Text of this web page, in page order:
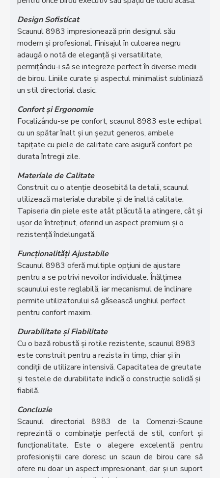
Design Sofisticat
Scaunul 8983 impresionează prin designul său
modern și profesional. Finisajul în culoarea negru
adaugă o notă de eleganță și versatilitate,
permițându-i să se integreze perfect în diverse medii
de birou. Liniile curate și aspectul minimalist subliniază
un stil directorial clasic.
Confort și Ergonomie
Focalizându-se pe confort, scaunul 8983 este echipat
cu un spătar înalt și un șezut generos, ambele
tapițate cu piele de calitate care asigură confort pe
durata întregii zile.
Materiale de Calitate
Construit cu o atenție deosebită la detalii, scaunul
utilizează materiale durabile și de înaltă calitate.
Tapiseria din piele este atât plăcută la atingere, cât și
ușor de întreținut, oferind un aspect premium și o
rezistență îndelungată.
Funcționalități Ajustabile
Scaunul 8983 oferă multiple opțiuni de ajustare
pentru a se potrivi nevoilor individuale. Înălțimea
scaunului este reglabilă, iar mecanismul de înclinare
permite utilizatorului să găsească unghiul perfect
pentru confort maxim.
Durabilitate și Fiabilitate
Cu o bază robustă și rotile rezistente, scaunul 8983
este construit pentru a rezista în timp, chiar și în
condiții de utilizare intensivă. Capacitatea de greutate
și testele de durabilitate indică o construcție solidă și
fiabilă.
Concluzie
Scaunul directorial 8983 de la Comenzi-Scaune
reprezintă o combinație perfectă de stil, confort și
funcționalitate. Este o alegere excelentă pentru
profesioniștii care doresc un scaun de birou care să
ofere nu doar un aspect impresionant, dar și un suport